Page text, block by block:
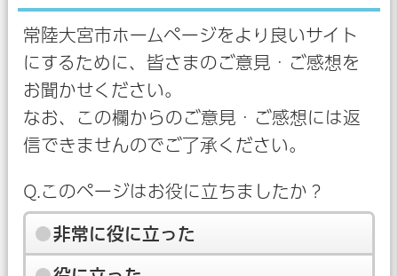
常陸大宮市ホームページをより良いサイト
にするために、皆さまのご意見・ご感想を
お聞かせください。
なお、この欄からのご意見・ご感想には返
信できませんのでご了承ください。
Q.このページはお役に立ちましたか？
非常に役に立った